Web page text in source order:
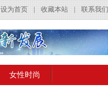
联系我们
收藏本站
设为首页
女性时尚